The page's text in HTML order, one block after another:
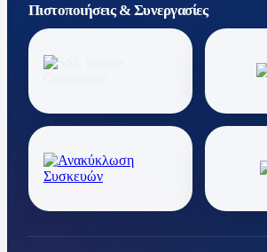
Πιστοποιήσεις & Συνεργασίες